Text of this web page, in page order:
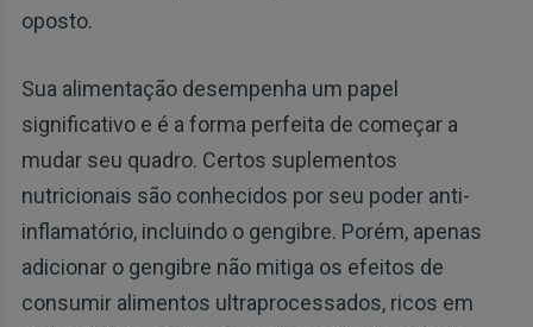
oposto.
Sua alimentação desempenha um papel
significativo e é a forma perfeita de começar a
mudar seu quadro. Certos suplementos
nutricionais são conhecidos por seu poder anti-
inflamatório, incluindo o gengibre. Porém, apenas
adicionar o gengibre não mitiga os efeitos de
consumir alimentos ultraprocessados, ricos em